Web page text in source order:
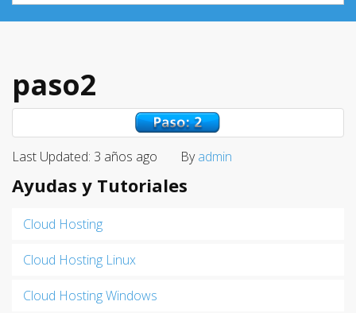
paso2
Last Updated: 3 años ago Byadmin
Ayudas y Tutoriales
Cloud Hosting
Cloud Hosting Linux
Cloud Hosting Windows